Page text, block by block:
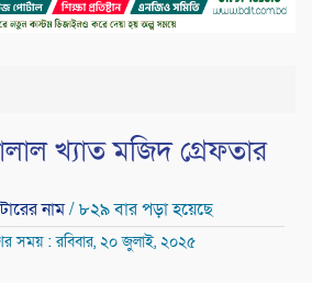
খ্যাত মজিদ গ্রেফতার
নাম/ ৮২৯ বার পড়া হয়েছে
সময় : রবিবার, ২০ জুলাই, ২০২৫